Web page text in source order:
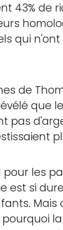
43% de
qui
de
que
pas
pour les
est si
Mais